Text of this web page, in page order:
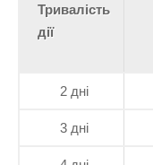
Тривалість
дії
2 дні
3 дні